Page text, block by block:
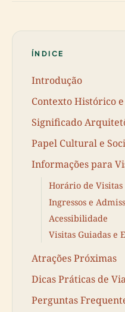
ÍNDICE
Introdução
Contexto Histórico
Significado
Papel Cultural e
Informações para
Horário de Visitas
Ingressos e
Acessibilidade
Visitas Guiadas e
Atrações Próximas
Dicas Práticas de
Perguntas